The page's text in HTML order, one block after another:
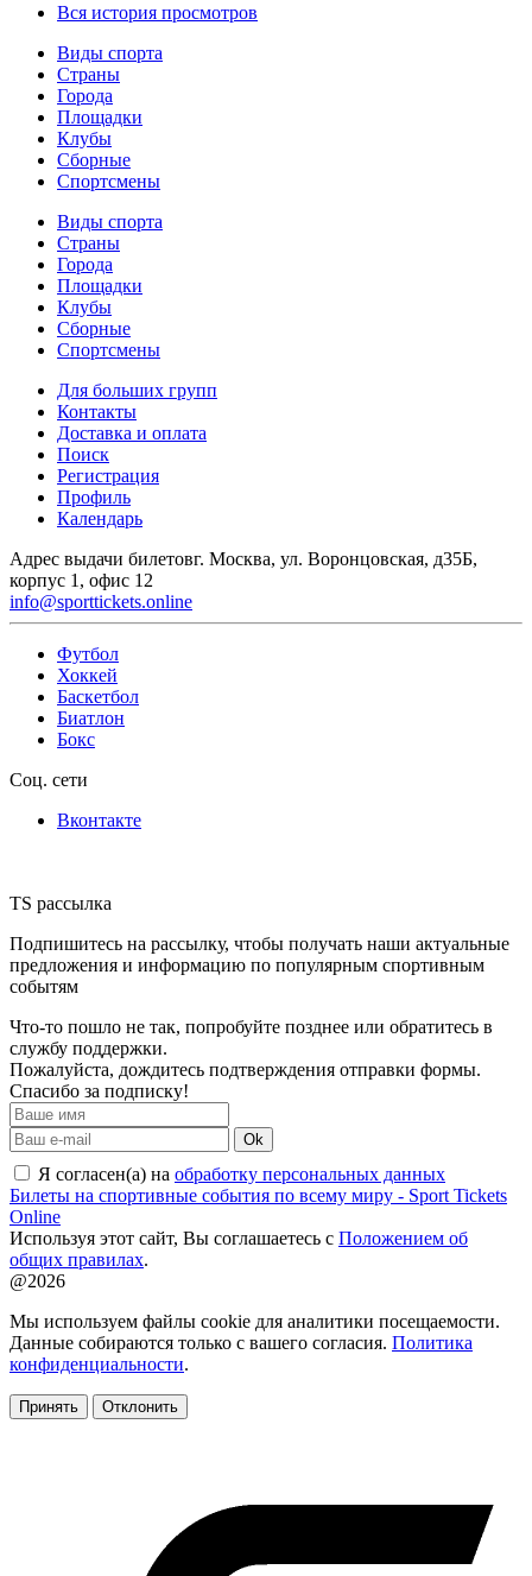
Вся история просмотров
Виды спорта
Страны
Города
Площадки
Клубы
Сборные
Спортсмены
Виды спорта
Страны
Города
Площадки
Клубы
Сборные
Спортсмены
Для больших групп
Контакты
Доставка и оплата
Поиск
Регистрация
Профиль
Календарь
Адрес выдачи билетовг. Москва, ул. Воронцовская, д35Б,
корпус 1, офис 12
info@sporttickets.online
Футбол
Хоккей
Баскетбол
Биатлон
Бокс
Соц. сети
Вконтакте
TS рассылка
Подпишитесь на рассылку, чтобы получать наши актуальные
предложения и информацию по популярным спортивным
событям
Что-то пошло не так, попробуйте позднее или обратитесь в
службу поддержки.
Пожалуйста, дождитесь подтверждения отправки формы.
Спасибо за подписку!
Ok
Я согласен(а) на обработку персональных данных
Билеты на спортивные события по всему миру - Sport Tickets
Online
Используя этот сайт, Вы соглашаетесь с Положением об
общих правилах.
@2026
Мы используем файлы cookie для аналитики посещаемости.
Данные собираются только с вашего согласия. Политика
конфиденциальности.
Принять Отклонить